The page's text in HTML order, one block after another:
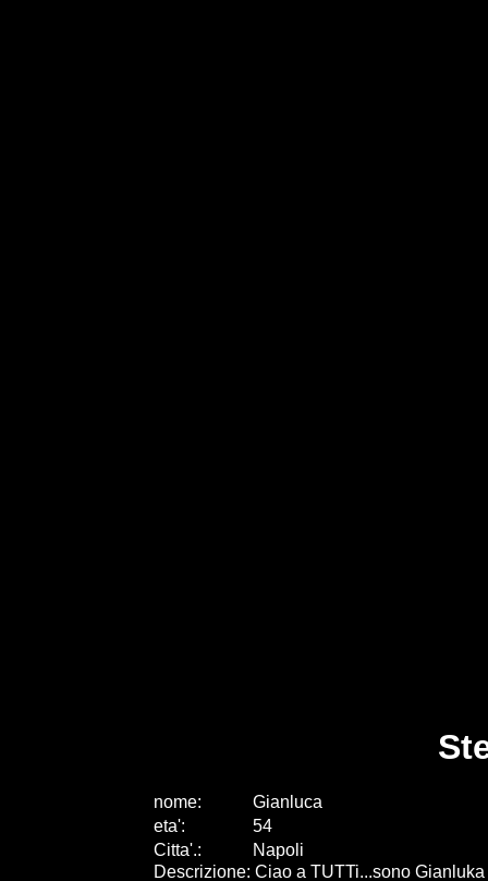
nome:
Gianluca
eta':
54
Citta'.:
Napoli
Descrizione: Ciao a TUTTi...sono